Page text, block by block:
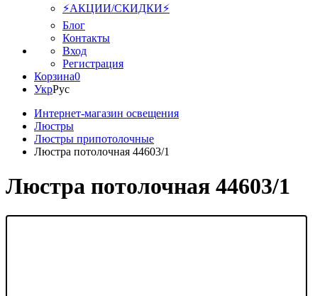
⚡АКЦИИ/СКИДКИ⚡
Блог
Контакты
Вход
Регистрация
Корзина0
УкрРус
Интернет-магазин освещения
Люстры
Люстры припотолочные
Люстра потолочная 44603/1
Люстра потолочная 44603/1